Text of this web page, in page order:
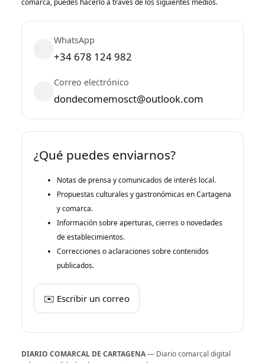
comarca, puedes hacerlo a través de los siguientes medios.
WhatsApp
+34 678 124 982
Correo electrónico
dondecomemosct@outlook.com
¿Qué puedes enviarnos?
Notas de prensa y comunicados de interés local.
Propuestas culturales y gastronómicas en Cartagena
y comarca.
Información sobre aperturas, cierres o novedades
de establecimientos.
Correcciones o aclaraciones sobre contenidos
publicados.
✉️ Escribir un correo
DIARIO COMARCAL DE CARTAGENA— Diario comarcal digital